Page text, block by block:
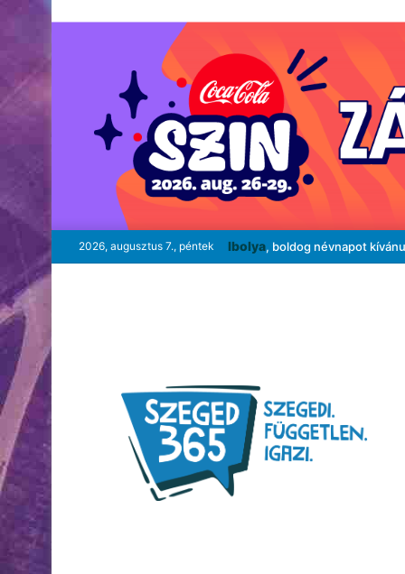
2026, augusztus 7., péntek Ibolya, boldog névnapot